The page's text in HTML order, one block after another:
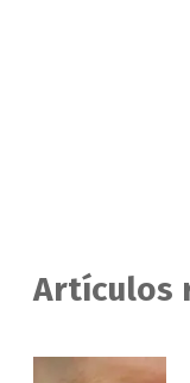
Artículos